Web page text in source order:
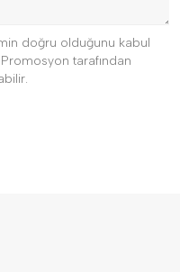
doğru olduğunu kabul
tarafından